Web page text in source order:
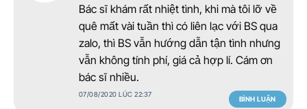
Bác sĩ khám rất nhiệt tình, khi mà tôi lỡ về
quê mất vài tuần thì có liên lạc với BS qua
zalo, thì BS vẫn hướng dẫn tận tình nhưng
vẫn không tính phí, giá cả hợp lí. Cám ơn
bác sĩ nhiều.
07/08/2020 LÚC 22:37
BÌNH LUẬN